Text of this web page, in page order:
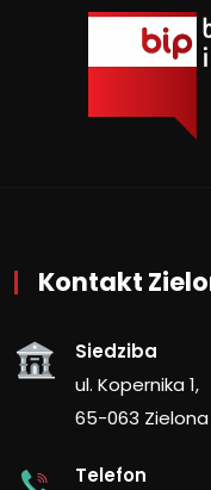
Kontakt
Siedziba
ul. Kopernika 1,
65-063
Telefon